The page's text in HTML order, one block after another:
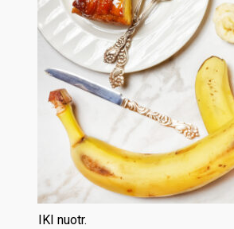
IKI nuotr.